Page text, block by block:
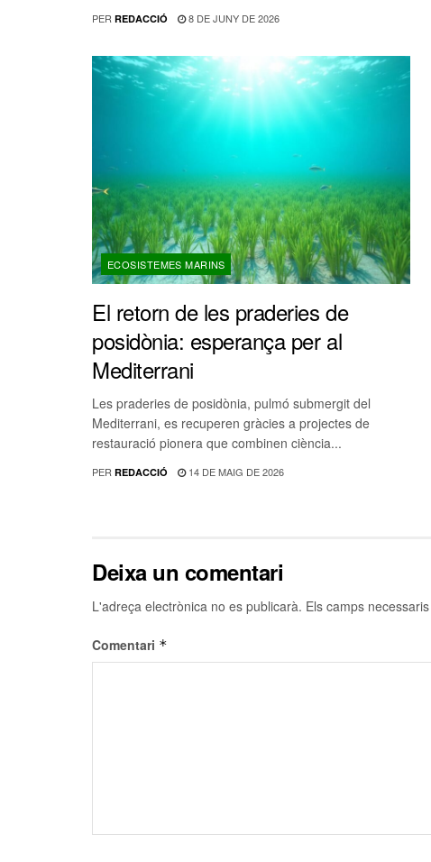
PER REDACCIÓ 8 DE JUNY DE 2026
ECOSISTEMES MARINS
El retorn de les praderies de
posidònia: esperança per al
Mediterrani
Les praderies de posidònia, pulmó submergit del
Mediterrani, es recuperen gràcies a projectes de
restauració pionera que combinen ciència...
PER REDACCIÓ 14 DE MAIG DE 2026
Deixa un comentari
L'adreça electrònica no es publicarà. Els camps
Comentari *